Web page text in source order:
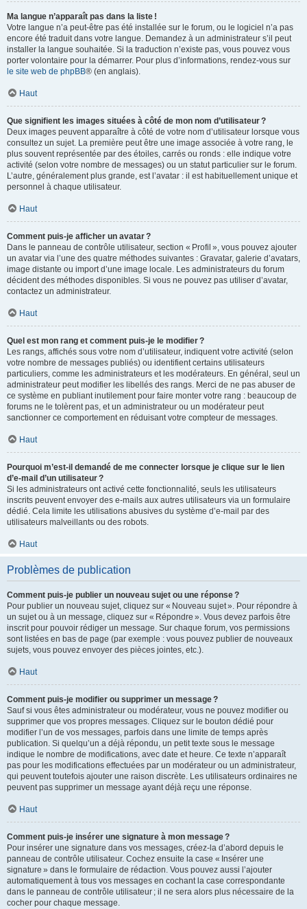
Ma langue n’apparaît pas dans la liste !
Votre langue n’a peut-être pas été installée sur le forum, ou le logiciel n’a pas
encore été traduit dans votre langue. Demandez à un administrateur s’il peut
installer la langue souhaitée. Si la traduction n’existe pas, vous pouvez vous
porter volontaire pour la démarrer. Pour plus d’informations, rendez-vous sur
le site web de phpBB® (en anglais).
Haut
Que signifient les images situées à côté de mon nom d’utilisateur ?
Deux images peuvent apparaître à côté de votre nom d’utilisateur lorsque vous
consultez un sujet. La première peut être une image associée à votre rang, le
plus souvent représentée par des étoiles, carrés ou ronds : elle indique votre
activité (selon votre nombre de messages) ou un statut particulier sur le forum.
L’autre, généralement plus grande, est l’avatar : il est habituellement unique et
personnel à chaque utilisateur.
Haut
Comment puis-je afficher un avatar ?
Dans le panneau de contrôle utilisateur, section « Profil », vous pouvez ajouter
un avatar via l’une des quatre méthodes suivantes : Gravatar, galerie d’avatars,
image distante ou import d’une image locale. Les administrateurs du forum
décident des méthodes disponibles. Si vous ne pouvez pas utiliser d’avatar,
contactez un administrateur.
Haut
Quel est mon rang et comment puis-je le modifier ?
Les rangs, affichés sous votre nom d’utilisateur, indiquent votre activité (selon
votre nombre de messages publiés) ou identifient certains utilisateurs
particuliers, comme les administrateurs et les modérateurs. En général, seul un
administrateur peut modifier les libellés des rangs. Merci de ne pas abuser de
ce système en publiant inutilement pour faire monter votre rang : beaucoup de
forums ne le tolèrent pas, et un administrateur ou un modérateur peut
sanctionner ce comportement en réduisant votre compteur de messages.
Haut
Pourquoi m’est-il demandé de me connecter lorsque je clique sur le lien
d’e-mail d’un utilisateur ?
Si les administrateurs ont activé cette fonctionnalité, seuls les utilisateurs
inscrits peuvent envoyer des e-mails aux autres utilisateurs via un formulaire
dédié. Cela limite les utilisations abusives du système d’e-mail par des
utilisateurs malveillants ou des robots.
Haut
Problèmes de publication
Comment puis-je publier un nouveau sujet ou une réponse ?
Pour publier un nouveau sujet, cliquez sur « Nouveau sujet ». Pour répondre à
un sujet ou à un message, cliquez sur « Répondre ». Vous devez parfois être
inscrit pour pouvoir rédiger un message. Sur chaque forum, vos permissions
sont listées en bas de page (par exemple : vous pouvez publier de nouveaux
sujets, vous pouvez envoyer des pièces jointes, etc.).
Haut
Comment puis-je modifier ou supprimer un message ?
Sauf si vous êtes administrateur ou modérateur, vous ne pouvez modifier ou
supprimer que vos propres messages. Cliquez sur le bouton dédié pour
modifier l’un de vos messages, parfois dans une limite de temps après
publication. Si quelqu’un a déjà répondu, un petit texte sous le message
indique le nombre de modifications, avec date et heure. Ce texte n’apparaît
pas pour les modifications effectuées par un modérateur ou un administrateur,
qui peuvent toutefois ajouter une raison discrète. Les utilisateurs ordinaires ne
peuvent pas supprimer un message ayant déjà reçu une réponse.
Haut
Comment puis-je insérer une signature à mon message ?
Pour insérer une signature dans vos messages, créez-la d’abord depuis le
panneau de contrôle utilisateur. Cochez ensuite la case « Insérer une
signature » dans le formulaire de rédaction. Vous pouvez aussi l’ajouter
automatiquement à tous vos messages en cochant la case correspondante
dans le panneau de contrôle utilisateur ; il ne sera alors plus nécessaire de la
cocher pour chaque message.